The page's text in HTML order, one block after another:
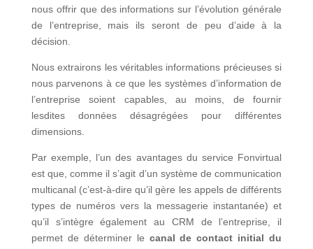
nous offrir que des informations sur l’évolution générale
de l’entreprise, mais ils seront de peu d’aide à la
décision.
Nous extrairons les véritables informations précieuses si
nous parvenons à ce que les systèmes d’information de
l’entreprise soient capables, au moins, de fournir
lesdites données désagrégées pour différentes
dimensions.
Par exemple, l’un des avantages du service Fonvirtual
est que, comme il s’agit d’un système de communication
multicanal (c’est-à-dire qu’il gère les appels de différents
types de numéros vers la messagerie instantanée) et
qu’il s’intègre également au CRM de l’entreprise, il
permet de déterminer le canal de contact initial du